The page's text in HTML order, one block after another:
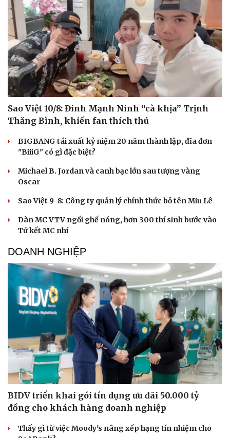
Âm nhạc
Di sản
Sao Việt
Sao Việt 10/8: Đinh Mạnh Ninh “cà khịa” Trịnh
Thăng Bình, khiến fan thích thú
BIGBANG tái xuất kỷ niệm 20 năm thành lập, đĩa đơn
"BiiiG" có gì đặc biệt?
Michael B. Jordan và canh bạc lớn sau tượng vàng
Oscar
Sao Việt 9-8: Công ty quản lý chính thức bỏ tên Miu Lê
Dàn MC VTV ngồi ghế nóng, hơn 300 thí sinh bước vào
Tứ kết MC nhí
DOANH NGHIỆP
BIDV triển khai gói tín dụng ưu đãi 50.000 tỷ
đồng cho khách hàng doanh nghiệp
Thấy gì từ việc Moody's nâng xếp hạng tín nhiệm cho